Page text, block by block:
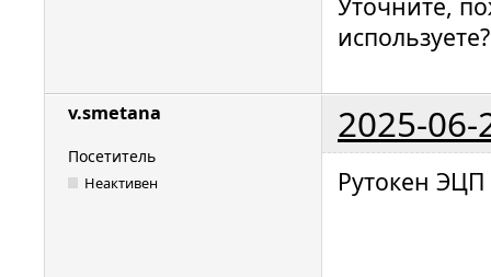
returned
1603
to load
0.
используете?
v.smetana 2025-06-
Посетитель
Неактивен Рутокен ЭЦП